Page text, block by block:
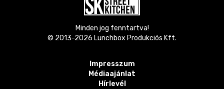
Minden jog fenntartva!
© 2013-2026 Lunchbox Produkciós Kft.
Impresszum
Médiaajánlat
Hírlevél